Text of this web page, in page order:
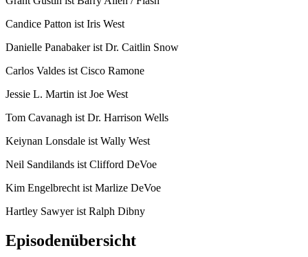
Candice Patton ist Iris West
Danielle Panabaker ist Dr. Caitlin Snow
Carlos Valdes ist Cisco Ramone
Jessie L. Martin ist Joe West
Tom Cavanagh ist Dr. Harrison Wells
Keiynan Lonsdale ist Wally West
Neil Sandilands ist Clifford DeVoe
Kim Engelbrecht ist Marlize DeVoe
Hartley Sawyer ist Ralph Dibny
Episodenübersicht